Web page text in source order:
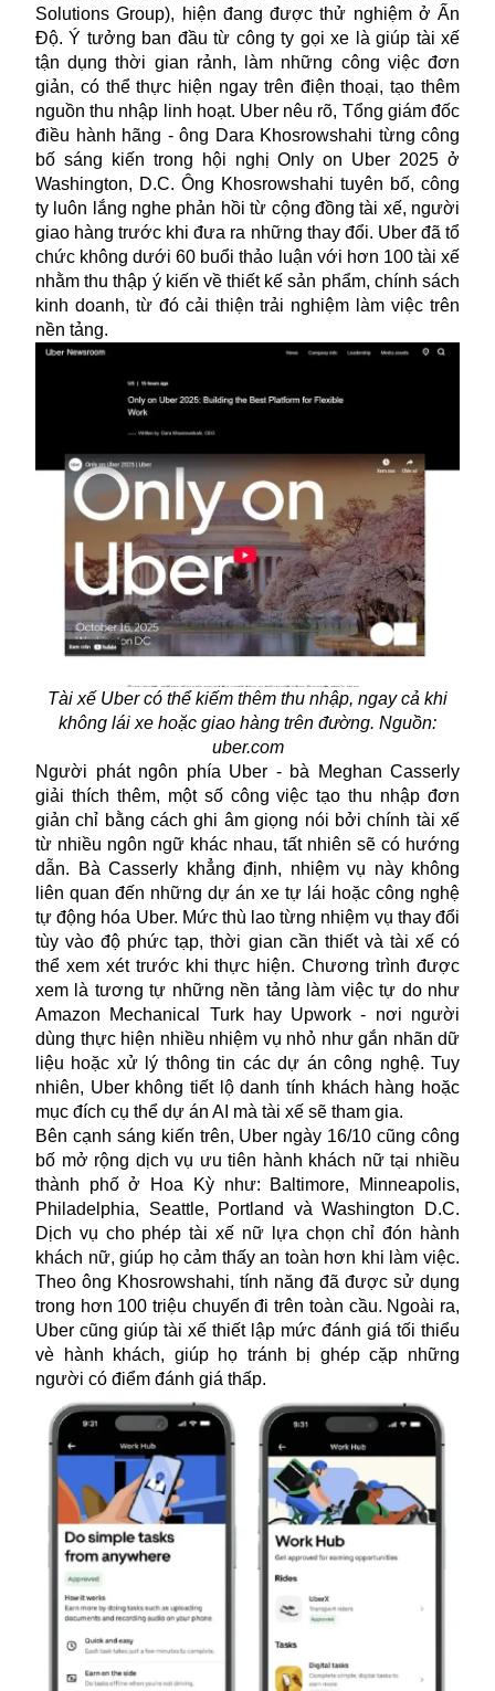
Solutions Group), hiện đang được thử nghiệm ở Ấn
Độ. Ý tưởng ban đầu từ công ty gọi xe là giúp tài xế
tận dụng thời gian rảnh, làm những công việc đơn
giản, có thể thực hiện ngay trên điện thoại, tạo thêm
nguồn thu nhập linh hoạt. Uber nêu rõ, Tổng giám đốc
điều hành hãng - ông Dara Khosrowshahi từng công
bố sáng kiến trong hội nghị Only on Uber 2025 ở
Washington, D.C. Ông Khosrowshahi tuyên bố, công
ty luôn lắng nghe phản hồi từ cộng đồng tài xế, người
giao hàng trước khi đưa ra những thay đổi. Uber đã tổ
chức không dưới 60 buổi thảo luận với hơn 100 tài xế
nhằm thu thập ý kiến về thiết kế sản phẩm, chính sách
kinh doanh, từ đó cải thiện trải nghiệm làm việc trên
nền tảng.
Tài xế Uber có thể kiếm thêm thu nhập, ngay cả khi
không lái xe hoặc giao hàng trên đường. Nguồn:
uber.com
Người phát ngôn phía Uber - bà Meghan Casserly
giải thích thêm, một số công việc tạo thu nhập đơn
giản chỉ bằng cách ghi âm giọng nói bởi chính tài xế
từ nhiều ngôn ngữ khác nhau, tất nhiên sẽ có hướng
dẫn. Bà Casserly khẳng định, nhiệm vụ này không
liên quan đến những dự án xe tự lái hoặc công nghệ
tự động hóa Uber. Mức thù lao từng nhiệm vụ thay đổi
tùy vào độ phức tạp, thời gian cần thiết và tài xế có
thể xem xét trước khi thực hiện. Chương trình được
xem là tương tự những nền tảng làm việc tự do như
Amazon Mechanical Turk hay Upwork - nơi người
dùng thực hiện nhiều nhiệm vụ nhỏ như gắn nhãn dữ
liệu hoặc xử lý thông tin các dự án công nghệ. Tuy
nhiên, Uber không tiết lộ danh tính khách hàng hoặc
mục đích cụ thể dự án AI mà tài xế sẽ tham gia.
Bên cạnh sáng kiến trên, Uber ngày 16/10 cũng công
bố mở rộng dịch vụ ưu tiên hành khách nữ tại nhiều
thành phố ở Hoa Kỳ như: Baltimore, Minneapolis,
Philadelphia, Seattle, Portland và Washington D.C.
Dịch vụ cho phép tài xế nữ lựa chọn chỉ đón hành
khách nữ, giúp họ cảm thấy an toàn hơn khi làm việc.
Theo ông Khosrowshahi, tính năng đã được sử dụng
trong hơn 100 triệu chuyến đi trên toàn cầu. Ngoài ra,
Uber cũng giúp tài xế thiết lập mức đánh giá tối thiểu
vè hành khách, giúp họ tránh bị ghép cặp những
người có điểm đánh giá thấp.